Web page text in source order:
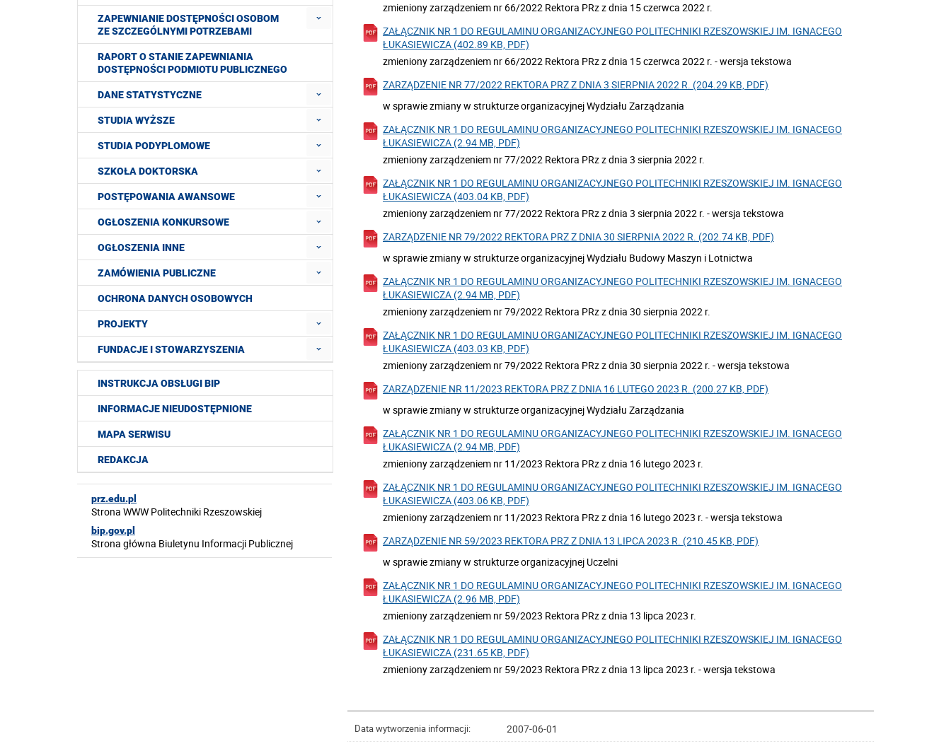
zmieniony zarządzeniem nr 66/2022 Rektora PRz z dnia 15 czerwca 2022 r.
ZAŁĄCZNIK NR 1 DO REGULAMINU ORGANIZACYJNEGO POLITECHNIKI RZESZOWSKIEJ IM. IGNACEGO
ŁUKASIEWICZA (402.89 KB, PDF)
zmieniony zarządzeniem nr 66/2022 Rektora PRz z dnia 15 czerwca 2022 r. - wersja tekstowa
ZARZĄDZENIE NR 77/2022 REKTORA PRZ Z DNIA 3 SIERPNIA 2022 R. (204.29 KB, PDF)
w sprawie zmiany w strukturze organizacyjnej Wydziału Zarządzania
ZAŁĄCZNIK NR 1 DO REGULAMINU ORGANIZACYJNEGO POLITECHNIKI RZESZOWSKIEJ IM. IGNACEGO
ŁUKASIEWICZA (2.94 MB, PDF)
zmieniony zarządzeniem nr 77/2022 Rektora PRz z dnia 3 sierpnia 2022 r.
ZAŁĄCZNIK NR 1 DO REGULAMINU ORGANIZACYJNEGO POLITECHNIKI RZESZOWSKIEJ IM. IGNACEGO
ŁUKASIEWICZA (403.04 KB, PDF)
zmieniony zarządzeniem nr 77/2022 Rektora PRz z dnia 3 sierpnia 2022 r. - wersja tekstowa
ZARZĄDZENIE NR 79/2022 REKTORA PRZ Z DNIA 30 SIERPNIA 2022 R. (202.74 KB, PDF)
w sprawie zmiany w strukturze organizacyjnej Wydziału Budowy Maszyn i Lotnictwa
ZAŁĄCZNIK NR 1 DO REGULAMINU ORGANIZACYJNEGO POLITECHNIKI RZESZOWSKIEJ IM. IGNACEGO
ŁUKASIEWICZA (2.94 MB, PDF)
zmieniony zarządzeniem nr 79/2022 Rektora PRz z dnia 30 sierpnia 2022 r.
ZAŁĄCZNIK NR 1 DO REGULAMINU ORGANIZACYJNEGO POLITECHNIKI RZESZOWSKIEJ IM. IGNACEGO
ŁUKASIEWICZA (403.03 KB, PDF)
zmieniony zarządzeniem nr 79/2022 Rektora PRz z dnia 30 sierpnia 2022 r. - wersja tekstowa
ZARZĄDZENIE NR 11/2023 REKTORA PRZ Z DNIA 16 LUTEGO 2023 R. (200.27 KB, PDF)
w sprawie zmiany w strukturze organizacyjnej Wydziału Zarządzania
ZAŁĄCZNIK NR 1 DO REGULAMINU ORGANIZACYJNEGO POLITECHNIKI RZESZOWSKIEJ IM. IGNACEGO
ŁUKASIEWICZA (2.94 MB, PDF)
zmieniony zarządzeniem nr 11/2023 Rektora PRz z dnia 16 lutego 2023 r.
ZAŁĄCZNIK NR 1 DO REGULAMINU ORGANIZACYJNEGO POLITECHNIKI RZESZOWSKIEJ IM. IGNACEGO
ŁUKASIEWICZA (403.06 KB, PDF)
zmieniony zarządzeniem nr 11/2023 Rektora PRz z dnia 16 lutego 2023 r. - wersja tekstowa
ZARZĄDZENIE NR 59/2023 REKTORA PRZ Z DNIA 13 LIPCA 2023 R. (210.45 KB, PDF)
w sprawie zmiany w strukturze organizacyjnej Uczelni
ZAŁĄCZNIK NR 1 DO REGULAMINU ORGANIZACYJNEGO POLITECHNIKI RZESZOWSKIEJ IM. IGNACEGO
ŁUKASIEWICZA (2.96 MB, PDF)
zmieniony zarządzeniem nr 59/2023 Rektora PRz z dnia 13 lipca 2023 r.
ZAŁĄCZNIK NR 1 DO REGULAMINU ORGANIZACYJNEGO POLITECHNIKI RZESZOWSKIEJ IM. IGNACEGO
ŁUKASIEWICZA (231.65 KB, PDF)
zmieniony zarządzeniem nr 59/2023 Rektora PRz z dnia 13 lipca 2023 r. - wersja tekstowa
Data wytworzenia informacji: 2007-06-01
ZAPEWNIANIE DOSTĘPNOŚCI OSOBOM
ZE SZCZEGÓLNYMI POTRZEBAMI
RAPORT O STANIE ZAPEWNIANIA
DOSTĘPNOŚCI PODMIOTU PUBLICZNEGO
DANE STATYSTYCZNE
STUDIA WYŻSZE
STUDIA PODYPLOMOWE
SZKOŁA DOKTORSKA
POSTĘPOWANIA AWANSOWE
OGŁOSZENIA KONKURSOWE
OGŁOSZENIA INNE
ZAMÓWIENIA PUBLICZNE
OCHRONA DANYCH OSOBOWYCH
PROJEKTY
FUNDACJE I STOWARZYSZENIA
INSTRUKCJA OBSŁUGI BIP
INFORMACJE NIEUDOSTĘPNIONE
MAPA SERWISU
REDAKCJA
prz.edu.pl
Strona WWW Politechniki Rzeszowskiej
bip.gov.pl
Strona główna Biuletynu Informacji Publicznej